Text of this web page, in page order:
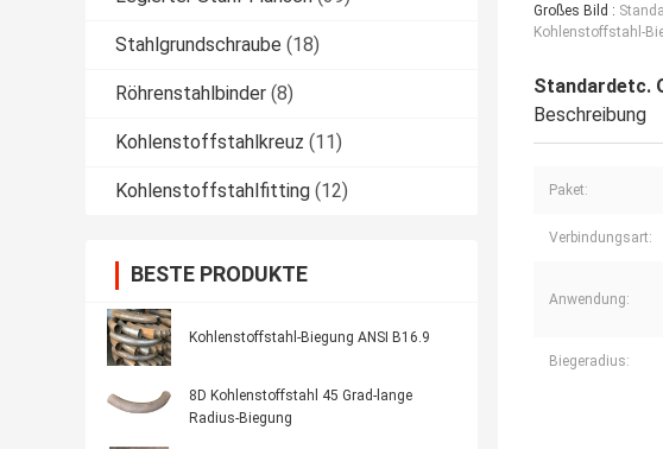
Stahlgrundschraube (18)
Röhrenstahlbinder (8)
Kohlenstoffstahlkreuz (11)
Kohlenstoffstahlfitting (12)
BESTE PRODUKTE
Kohlenstoffstahl-Biegung ANSI B16.9
8D Kohlenstoffstahl 45 Grad-lange
Radius-Biegung
Großes Bild :
Kohlenstoffstahl-
Standardetc.
Beschreibung
Paket:
Verbindungsart:
Anwendung:
Biegeradius: